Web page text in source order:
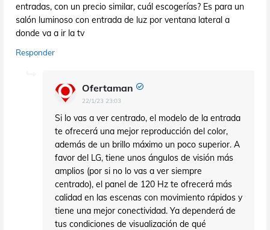
entradas, con un precio similar, cuál escogerías? Es para un
salón luminoso con entrada de luz por ventana lateral a
donde va a ir la tv
Responder
Ofertaman
22/1/23 23:03
Si lo vas a ver centrado, el modelo de la entrada
te ofrecerá una mejor reproducción del color,
además de un brillo máximo un poco superior. A
favor del LG, tiene unos ángulos de visión más
amplios (por si no lo vas a ver siempre
centrado), el panel de 120 Hz te ofrecerá más
calidad en las escenas con movimiento rápidos y
tiene una mejor conectividad. Ya dependerá de
tus condiciones de visualización de qué